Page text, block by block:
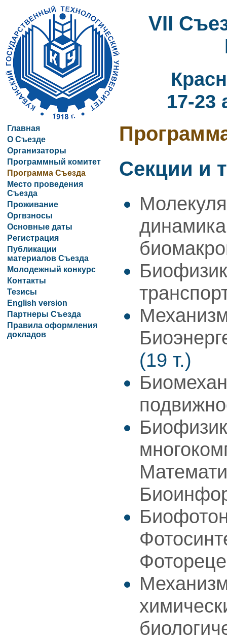
VII
17-23
Главная
О Съезде
Организаторы
Программный комитет
Программа Съезда
Место проведения
Съезда
Проживание
Оргвзносы
Основные даты
Регистрация
Публикации
материалов Съезда
Молодежный конкурс
Контакты
Тезисы
English version
Партнеры Съезда
Правила оформления
докладов
Секции и
(19 т.)